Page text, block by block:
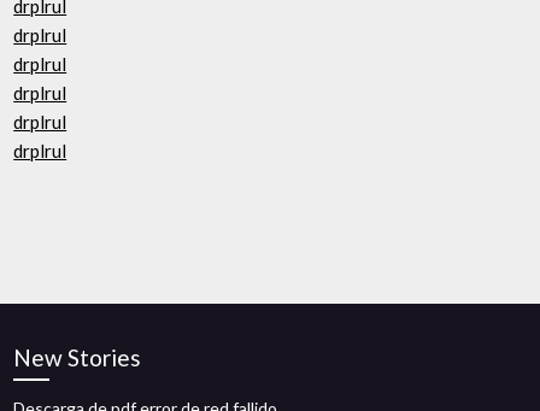
drplrul
drplrul
drplrul
drplrul
drplrul
drplrul
New Stories